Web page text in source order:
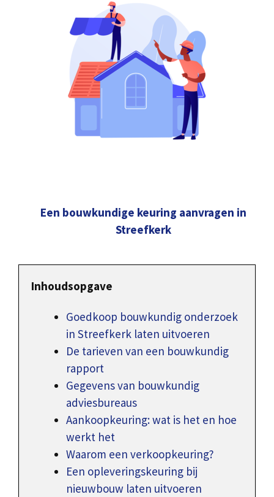
Een bouwkundige keuring aanvragen in
Streefkerk
Inhoudsopgave
Goedkoop bouwkundig onderzoek
in Streefkerk laten uitvoeren
De tarieven van een bouwkundig
rapport
Gegevens van bouwkundig
adviesbureaus
Aankoopkeuring: wat is het en hoe
werkt het
Waarom een verkoopkeuring?
Een opleveringskeuring bij
nieuwbouw laten uitvoeren